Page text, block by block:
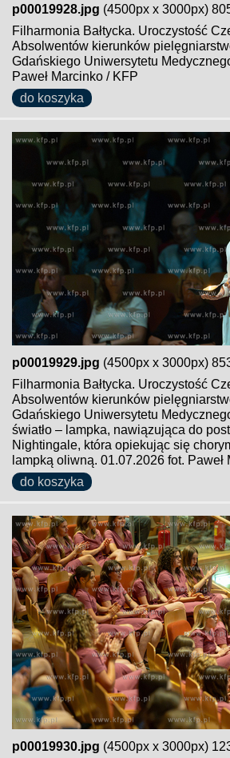
p00019928.jpg (4500px x 3000px)
Filharmonia Bałtycka. Uroczystość
Absolwentów kierunków
Gdańskiego Uniwersytetu
Paweł Marcinko / KFP
do koszyka
p00019929.jpg (4500px x 3000px)
Filharmonia Bałtycka. Uroczystość
Absolwentów kierunków
Gdańskiego Uniwersytetu
światło – lampka, nawiązująca do
Nightingale, która opiekując się
lampką oliwną. 01.07.2026 fot. Paweł
do koszyka
p00019930.jpg (4500px x 3000px)